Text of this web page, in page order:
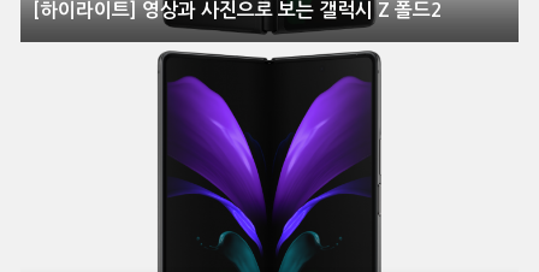
[하이라이트] 영상과 사진으로 보는 갤럭시 Z 폴드2